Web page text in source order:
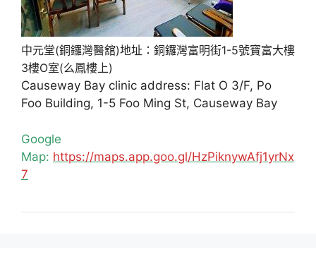
中元堂(銅鑼灣醫舘)地址：銅鑼灣富明街1-5號寶富大樓
3樓O室(么鳳樓上)
Causeway Bay clinic address: Flat O 3/F, Po
Foo Building, 1-5 Foo Ming St, Causeway Bay
Google
Map: https://maps.app.goo.gl/HzPiknywAfj1yrNx
7